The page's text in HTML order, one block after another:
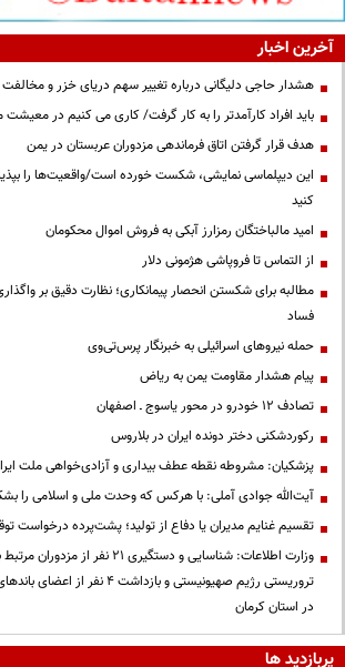
آخرین اخبار
هشدار حاجی دلیگانی درباره تغییر سهم دریای خزر و مخالفت
باید افراد کارآمدتر را به کار گرفت/ کاری می کنیم در
هدف قرار گرفتن اتاق‌ فرماندهی مزدوران عربستان در یمن
این دیپلماسی نمایشی، شکست خورده است/واقعیت‌ها را
کنید
امید مالباختگان رمزارز آبکی به فروش اموال محکومان
از التماس تا فروپاشی هژمونی دلار
مطالبه برای شکستن انحصار پیمانکاری؛ نظارت دقیق بر واگذاری
فساد
حمله نیروهای اسرائیلی به خبرنگار پرس‌تی‌وی
پیام هشدار مقاومت یمن به ریاض
تصادف ۱۲ خودرو در محور یاسوج ـ اصفهان
رکوردشکنی دختر دونده ایران در بلاروس
پزشکیان: مشروطه نقطه عطف بیداری و آزادی‌خواهی ملت
آیت‌الله جوادی آملی: با هرکس که وحدت ملی و اسلامی را
تقسیم غنایم مدیران یا دفاع از تولید؛ پشت‌پرده درخواست
وزارت اطلاعات: شناسایی و دستگیری ۲۱
تروریستی رژیم صهیونیستی و
در استان کرمان
پربازدید ها